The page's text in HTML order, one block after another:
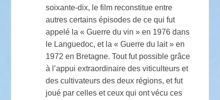
soixante-dix, le film reconstitue entre
autres certains épisodes de ce qui fut
appelé la « Guerre du vin » en 1976 dans
le Languedoc, et la « Guerre du lait » en
1972 en Bretagne. Tout fut possible grâce
à l’appui extraordinaire des viticulteurs et
des cultivateurs des deux régions, et fut
joué par celles et ceux qui ont vécu ces